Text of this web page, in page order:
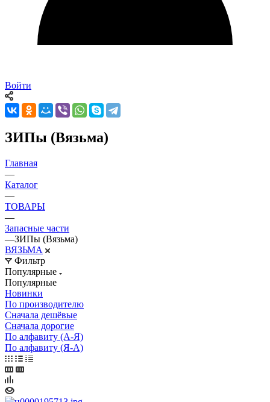
Войти
ЗИПы (Вязьма)
Главная
—
Каталог
—
ТОВАРЫ
—
Запасные части
—ЗИПы (Вязьма)
ВЯЗЬМА
Фильтр
Популярные
Популярные
Новинки
По производителю
Сначала дешёвые
Сначала дорогие
По алфавиту (А-Я)
По алфавиту (Я-А)